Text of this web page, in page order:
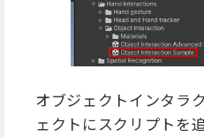
オブジェクトインタラ
ェクトにスクリプトを